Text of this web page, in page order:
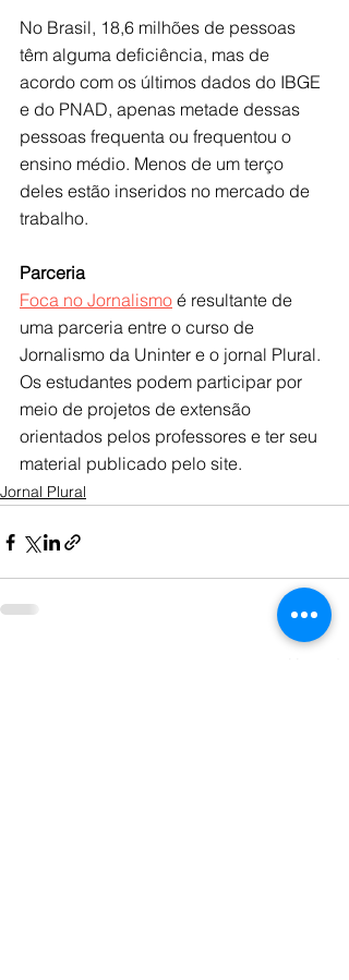
No Brasil, 18,6 milhões de pessoas
têm alguma deficiência, mas de
acordo com os últimos dados do IBGE
e do PNAD, apenas metade dessas
pessoas frequenta ou frequentou o
ensino médio. Menos de um terço
deles estão inseridos no mercado de
trabalho.
Parceria
Foca no Jornalismo é resultante de
uma parceria entre o curso de
Jornalismo da Uninter e o jornal Plural.
Os estudantes podem participar por
meio de projetos de extensão
orientados pelos professores e ter seu
material publicado pelo site.
Jornal Plural